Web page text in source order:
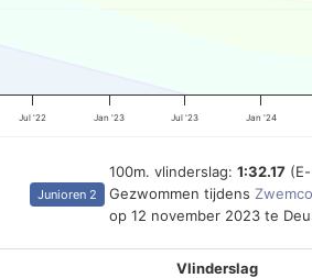
Jul '22 Jan '23 Jul '23 Jan '24
Junioren 2
100m. vlinderslag: 1:32.17
Gezwommen tijdens
op 12 november 2023 te
Vlinderslag